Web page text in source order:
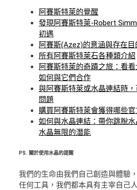
阿賽斯特萊的覺醒
發現阿賽斯特萊-Robert
初遇
阿賽斯(Azez)的意涵與存在目
所有阿賽斯特萊石各種類介紹
阿賽斯特萊的奇蹟之旅：看
如何與它們合作
與阿賽斯特萊或水晶連結時
問題
購買阿賽斯特萊會獲得哪些
如何與水晶連結：帶你跳脫
水晶無限的潛能
PS. 關於使用水晶的提醒
我們的生命由我們自己創造與體驗
任何工具，我們都本具有主宰自己